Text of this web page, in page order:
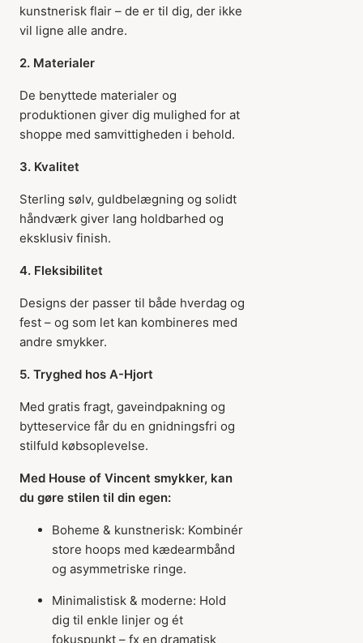
kunstnerisk flair – de er til dig, der ikke
vil ligne alle andre.
2. Materialer
De benyttede materialer og
produktionen giver dig mulighed for at
shoppe med samvittigheden i behold.
3. Kvalitet
Sterling sølv, guldbelægning og solidt
håndværk giver lang holdbarhed og
eksklusiv finish.
4. Fleksibilitet
Designs der passer til både hverdag og
fest – og som let kan kombineres med
andre smykker.
5. Tryghed hos A-Hjort
Med gratis fragt, gaveindpakning og
bytteservice får du en gnidningsfri og
stilfuld købsoplevelse.
Med House of Vincent smykker, kan
du gøre stilen til din egen:
Boheme & kunstnerisk: Kombinér
store hoops med kædearmbånd
og asymmetriske ringe.
Minimalistisk & moderne: Hold
dig til enkle linjer og ét
fokuspunkt – fx en dramatisk